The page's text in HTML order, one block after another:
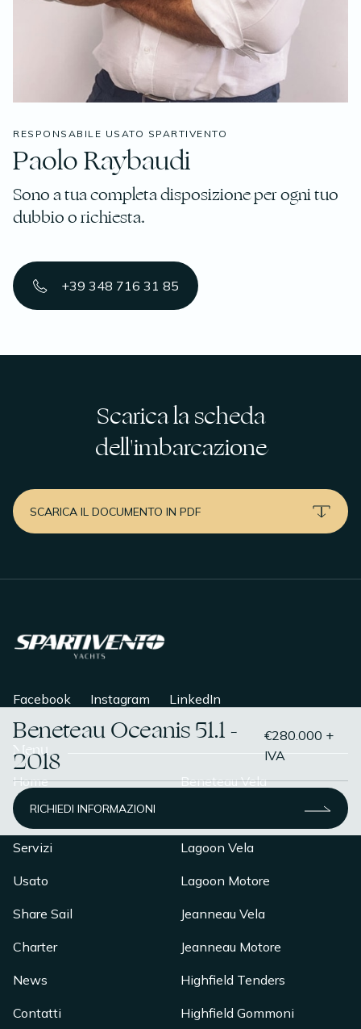
RESPONSABILE USATO SPARTIVENTO
Paolo Raybaudi
Sono a tua completa disposizione per ogni tuo
dubbio o richiesta.
+39 348 716 31 85
Scarica la scheda
dell'imbarcazione
SCARICA IL DOCUMENTO IN PDF
Beneteau Oceanis 51.1 -
2018
€280.000 +
IVA
RICHIEDI INFORMAZIONI
Facebook Instagram LinkedIn
Menu
Home
Chi Siamo
Servizi
Usato
Share Sail
Charter
News
Contatti
Beneteau Vela
Lagoon Vela
Lagoon Motore
Jeanneau Vela
Jeanneau Motore
Highfield Tenders
Highfield Gommoni